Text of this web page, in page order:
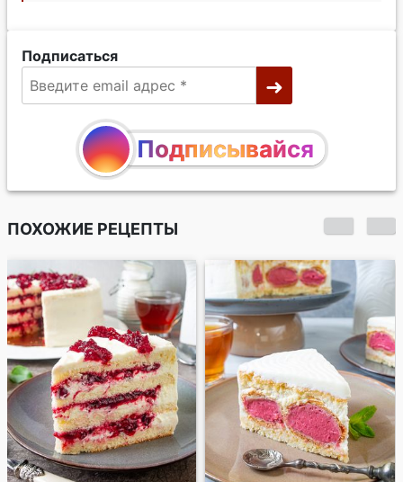
Подписаться
Подписывайся
ПОХОЖИЕ РЕЦЕПТЫ
Клубничный торт с
двумя кремами